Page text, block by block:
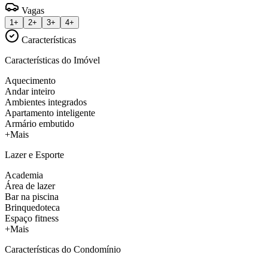
Vagas
1+ 2+ 3+ 4+
Características
Características do Imóvel
Aquecimento
Andar inteiro
Ambientes integrados
Apartamento inteligente
Armário embutido
+Mais
Lazer e Esporte
Academia
Área de lazer
Bar na piscina
Brinquedoteca
Espaço fitness
+Mais
Características do Condomínio